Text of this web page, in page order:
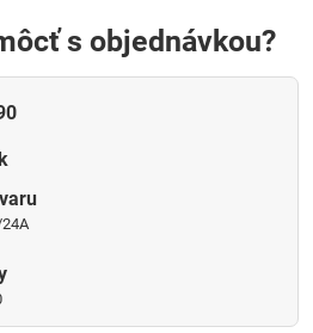
s objednávkou?